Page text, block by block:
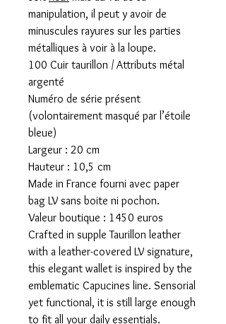
manipulation, il peut y avoir de
minuscules rayures sur les parties
métalliques à voir à la loupe.
100 Cuir taurillon / Attributs métal
argenté
Numéro de série présent
(volontairement masqué par l’étoile
bleue)
Largeur : 20 cm
Hauteur : 10,5 cm
Made in France fourni avec paper
bag LV sans boite ni pochon.
Valeur boutique : 1450 euros
Crafted in supple Taurillon leather
with a leather-covered LV signature,
this elegant wallet is inspired by the
emblematic Capucines line. Sensorial
yet functional, it is still large enough
to fit all your daily essentials.